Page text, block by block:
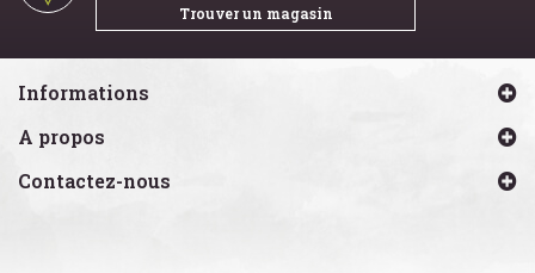
Trouver un magasin
Informations
A propos
Contactez-nous